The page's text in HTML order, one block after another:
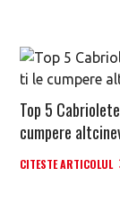
Top 5
cumpere
CITESTE ARTICOLUL